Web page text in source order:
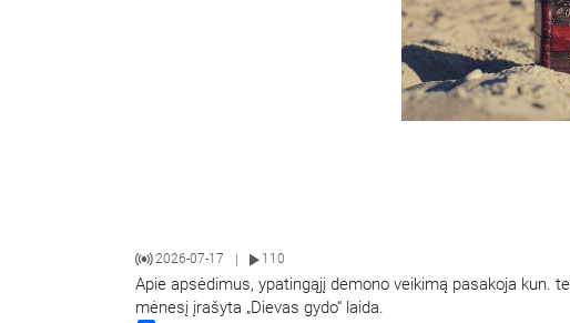
2026-07-17 110
Apie apsėdimus, ypatingąjį demono veikimą pasakoja kun.
mėnesį įrašyta „Dievas gydo“ laida.